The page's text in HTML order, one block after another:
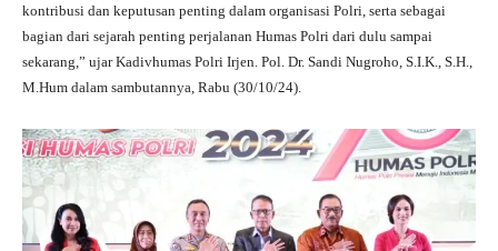
kontribusi dan keputusan penting dalam organisasi Polri, serta sebagai
bagian dari sejarah penting perjalanan Humas Polri dari dulu sampai
sekarang,” ujar Kadivhumas Polri Irjen. Pol. Dr. Sandi Nugroho, S.I.K., S.H.,
M.Hum dalam sambutannya, Rabu (30/10/24).